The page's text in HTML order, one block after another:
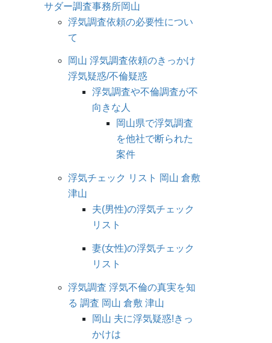
サダー調査事務所岡山
浮気調査依頼の必要性につい
て
岡山 浮気調査依頼のきっかけ
浮気疑惑/不倫疑惑
浮気調査や不倫調査が不
向きな人
岡山県で浮気調査
を他社で断られた
案件
浮気チェック リスト 岡山 倉敷
津山
夫(男性)の浮気チェック
リスト
妻(女性)の浮気チェック
リスト
浮気調査 浮気不倫の真実を知
る 調査 岡山 倉敷 津山
岡山 夫に浮気疑惑!きっ
かけは